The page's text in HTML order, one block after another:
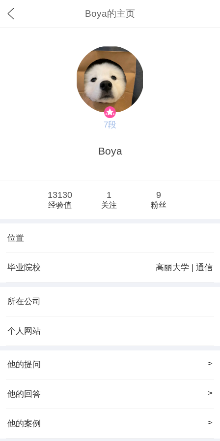
Boya的主页
7段
Boya
13130
经验值
1
关注
9
粉丝
位置
毕业院校 高丽大学 | 通信
所在公司
个人网站
他的提问 >
他的回答 >
他的案例 >